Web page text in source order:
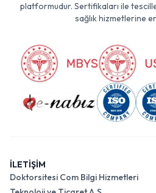
platformudur. Sertifikaları ile
sağlık hizmetlerine
İLETİŞİM
Doktorsitesi Com Bilgi Hizmetleri